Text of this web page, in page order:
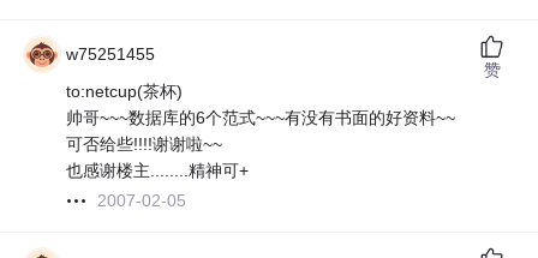
w75251455
to:netcup(茶杯)
帅哥~~~数据库的6个范式~~~有没有书面的好资料~~
可否给些!!!!谢谢啦~~
也感谢楼主........精神可+
2007-02-05
赞